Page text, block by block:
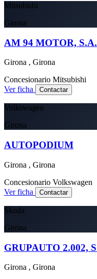
Mitsubishi
Girona
AM 94 MOTOR, S.A.
Girona , Girona
Concesionario Mitsubishi
Ver ficha
Contactar
Volkswagen
Girona
AUTOPODIUM
Girona , Girona
Concesionario Volkswagen
Ver ficha
Contactar
Skoda
Girona
GRUPAUTO 2.002,
Girona , Girona